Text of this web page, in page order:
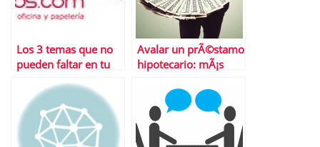
Los 3 temas que no
pueden faltar en tu
Avalar un prÃ©stamo
hipotecario: mÃ¡s